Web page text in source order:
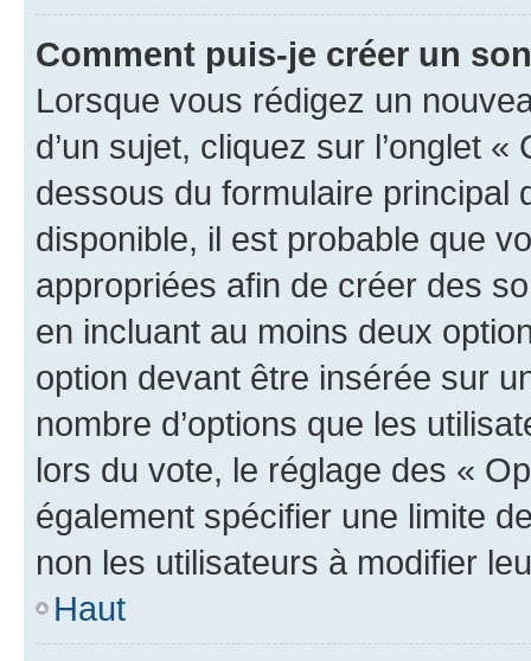
Comment puis-je créer un
Lorsque vous rédigez un
d’un sujet, cliquez sur l’onglet
dessous du formulaire principal
disponible, il est probable que
appropriées afin de créer des
en incluant au moins deux
option devant être insérée sur
nombre d’options que les
lors du vote, le réglage des «
également spécifier une limite
non les utilisateurs à modifier
Haut